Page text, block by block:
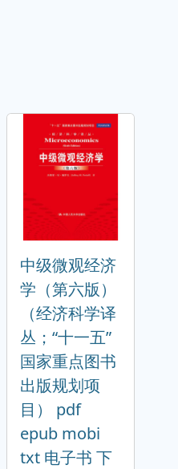
中级微观经济
学（第六版）
（经济科学译
丛；“十一五”
国家重点图书
出版规划项
目） pdf
epub mobi
txt 电子书 下